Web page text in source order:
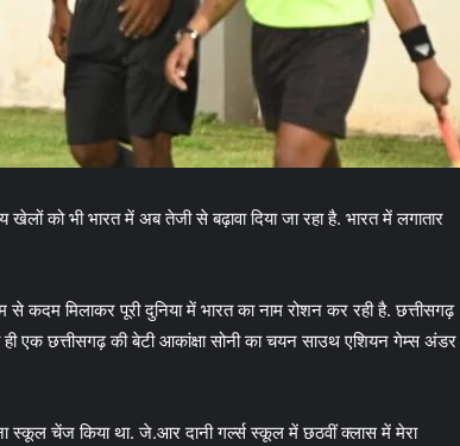
को भी भारत में अब तेजी से बढ़ावा दिया जा रहा है. भारत में लगातार
से कदम मिलाकर पूरी दुनिया में भारत का नाम रोशन कर रही है. छत्तीसगढ़
एक छत्तीसगढ़ की बेटी आकांक्षा सोनी का चयन साउथ एशियन गेम्स अंडर
स्कूल चेंज किया था. जे.आर दानी गर्ल्स स्कूल में छठवीं क्लास में मेरा